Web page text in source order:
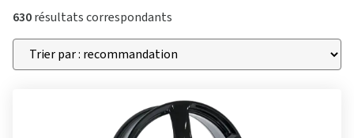
630résultats correspondants